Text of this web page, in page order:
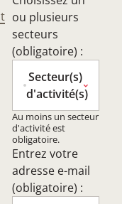
ou plusieurs
secteurs
(obligatoire) :
Secteur(s)
d'activité(s)
Au moins un secteur
d'activité est
obligatoire.
Entrez votre
adresse e-mail
(obligatoire) :